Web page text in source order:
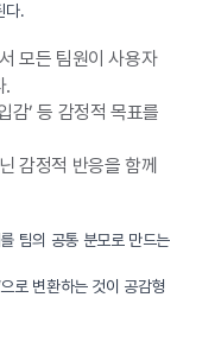
다.
모든 팀원이 사용자
.
감’ 등 감정적 목표를
감정적 반응을 함께
팀의 공통 분모로 만드는
로 변환하는 것이 공감형